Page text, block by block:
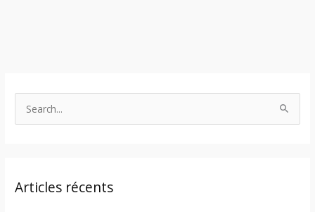
c
Articles récents